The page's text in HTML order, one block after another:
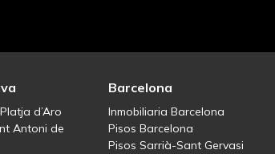
d’Aro
Antoni de
Barcelona
Inmobiliaria Barcelona
Pisos Barcelona
Pisos Sarrià-Sant Gervasi